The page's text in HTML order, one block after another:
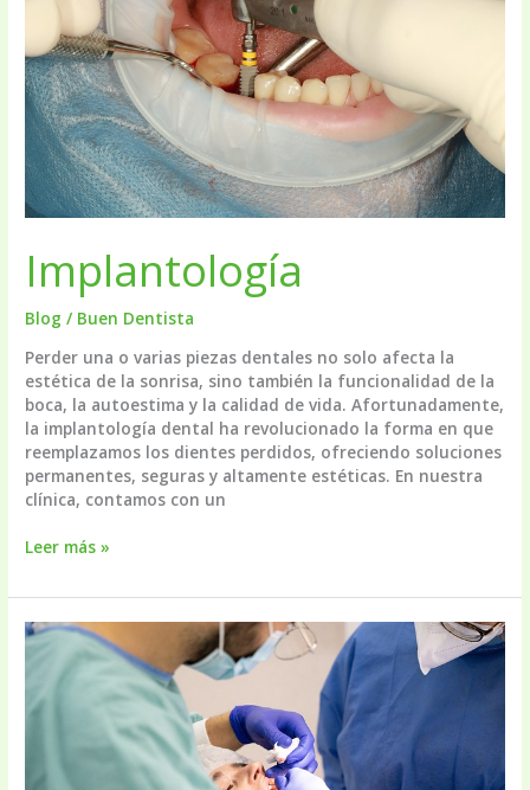
Implantología
Blog / Buen Dentista
Perder una o varias piezas dentales no solo afecta la
estética de la sonrisa, sino también la funcionalidad de la
boca, la autoestima y la calidad de vida. Afortunadamente,
la implantología dental ha revolucionado la forma en que
reemplazamos los dientes perdidos, ofreciendo soluciones
permanentes, seguras y altamente estéticas. En nuestra
clínica, contamos con un
Implantología
Leer más »